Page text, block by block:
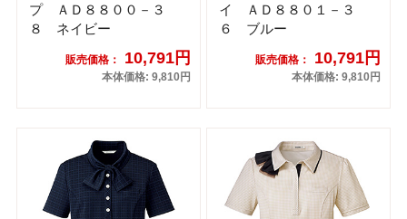
プ ＡＤ８８００－３
８ ネイビー
販売価格： 10,791円
本体価格: 9,810円
イ ＡＤ８８０１－３
６ ブルー
販売価格： 10,791円
本体価格: 9,810円